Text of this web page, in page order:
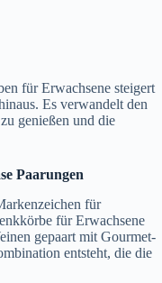
für Erwachsene steigert
Es verwandelt den
genießen und die
Paarungen
für
für Erwachsene
gepaart mit Gourmet-
entsteht, die die